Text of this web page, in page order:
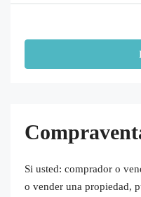
Si usted: comprador o
o vender una propiedad,